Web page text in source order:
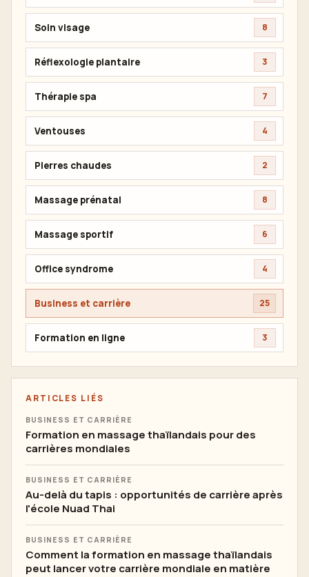
Soin visage 8
Réflexologie plantaire 3
Thérapie spa 7
Ventouses 4
Pierres chaudes 2
Massage prénatal 8
Massage sportif 6
Office syndrome 4
Business et carrière 25
Formation en ligne 3
ARTICLES LIÉS
BUSINESS ET CARRIÈRE
Formation en massage thaïlandais pour des
carrières mondiales
BUSINESS ET CARRIÈRE
Au-delà du tapis : opportunités de carrière après
l'école Nuad Thai
BUSINESS ET CARRIÈRE
Comment la formation en massage thaïlandais
peut lancer votre carrière mondiale en matière